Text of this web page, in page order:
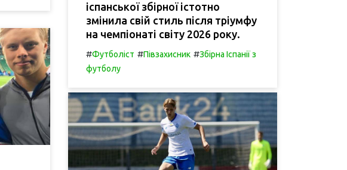
іспанської збірної істотно
змінила свій стиль після тріумфу
на чемпіонаті світу 2026 року.
#Футболіст #Півзахисник #Збірна Іспанії з
футболу